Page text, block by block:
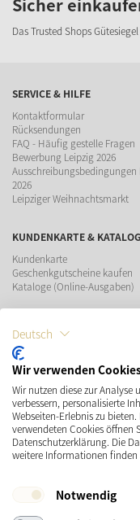
Das Trusted Shops
SERVICE & HILFE
Kontaktformular
Rücksendungen
FAQ - Häufig gestelle Fragen
Bewerbung Leipzig 2026
Ausschreibungsbedingungen
2026
Leipziger Weihnachtsmarkt
KUNDENKARTE &
Kundenkarte
Geschenkgutscheine kaufen
Kataloge (Online-Ausgaben)
ZAHLUNGSMÖGLICHKEITEN
VERSAND
Deutsch
Wir verwenden
Wir nutzen diese zur Analyse
verbessern, personalisierte
Webseiten-Erlebnis zu
verwendeten Cookies öffnen
Datenschutzerklärung. Die
weitere Informationen finden
Notwendig